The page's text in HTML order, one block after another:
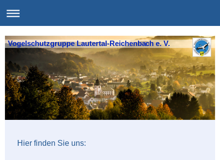
Vogelschutzgruppe Lautertal-Reichenbach e. V.
Hier finden Sie uns: